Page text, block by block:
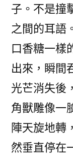
子。不是撞
之間的耳語
口香糖一樣
出來，瞬間
光芒消失後
角獸雕像一
陣天旋地轉
然垂直停在